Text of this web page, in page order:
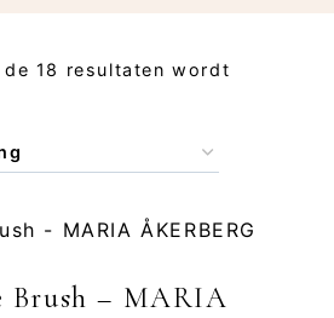
de 18 resultaten wordt
Brush – MARIA